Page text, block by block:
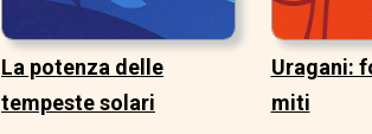
La potenza delle
tempeste solari
Uragani:
miti